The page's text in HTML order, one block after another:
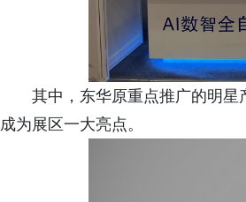
其中，东华原重点推广的明
成为展区一大亮点。